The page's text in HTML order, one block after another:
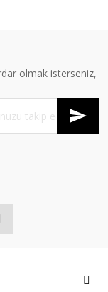
olmak isterseniz,